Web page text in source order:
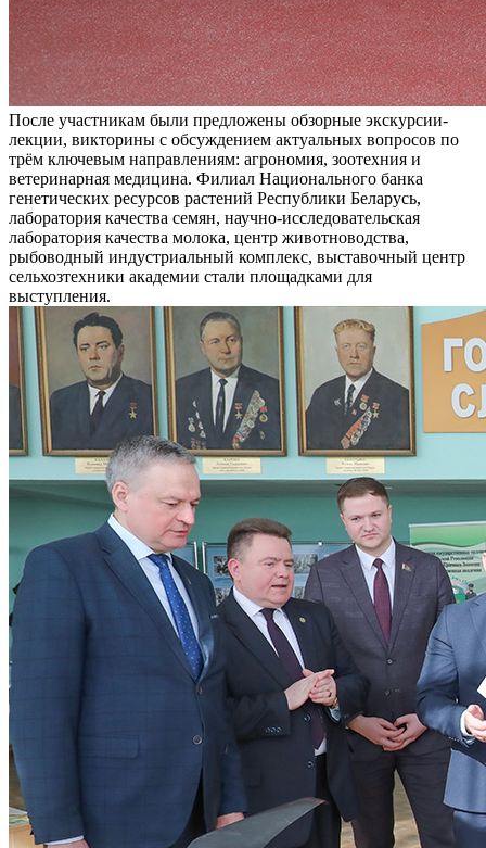
После участникам были предложены обзорные экскурсии-
лекции, викторины с обсуждением актуальных вопросов по
трём ключевым направлениям: агрономия, зоотехния и
ветеринарная медицина. Филиал Национального банка
генетических ресурсов растений Республики Беларусь,
лаборатория качества семян, научно-исследовательская
лаборатория качества молока, центр животноводства,
рыбоводный индустриальный комплекс, выставочный центр
сельхозтехники академии стали площадками для
выступления.